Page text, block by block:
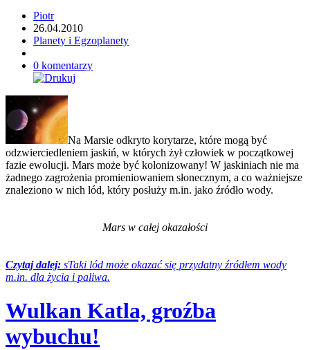
Piotr
26.04.2010
Planety i Egzoplanety
0 komentarzy
Na Marsie odkryto korytarze, które mogą być
odzwierciedleniem jaskiń, w których żył człowiek w początkowej
fazie ewolucji. Mars może być kolonizowany! W jaskiniach nie ma
żadnego zagrożenia promieniowaniem słonecznym, a co ważniejsze
znaleziono w nich lód, który posłuży m.in. jako źródło wody.
Mars w całej okazałości
Czytaj dalej: sTaki lód może okazać się przydatny źródłem wody
m.in. dla życia i paliwa.
Wulkan Katla, groźba
wybuchu!